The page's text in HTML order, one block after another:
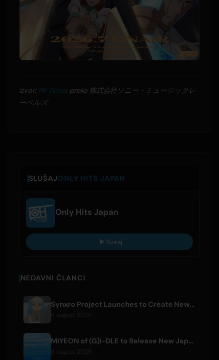
Izvor: PR Timespreko 株式会社ソニー・ミュージックレ
ーベルズ
SLUŠAJONLY HITS JAPAN
Only Hits Japan
Sviraj
NEDAVNI ČLANCI
Synxro Project Launches to Create New IP from Fictional Anime Openings
MIYEON of (G)I-DLE to Release New Japanese Digital Single 'RUN AWAY'